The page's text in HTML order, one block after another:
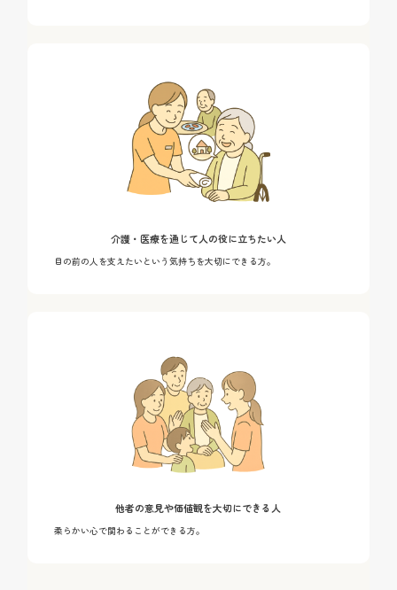
介護・医療を通じて人の役に立ちたい人
目の前の人を支えたいという気持ちを大切にできる方。
他者の意見や価値観を大切にできる人
柔らかい心で関わることができる方。